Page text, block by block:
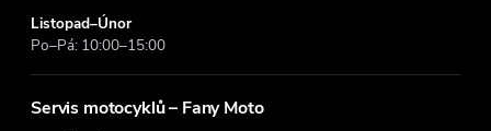
Listopad–Únor
Po–Pá: 10:00–15:00
Servis motocyklů – Fany Moto